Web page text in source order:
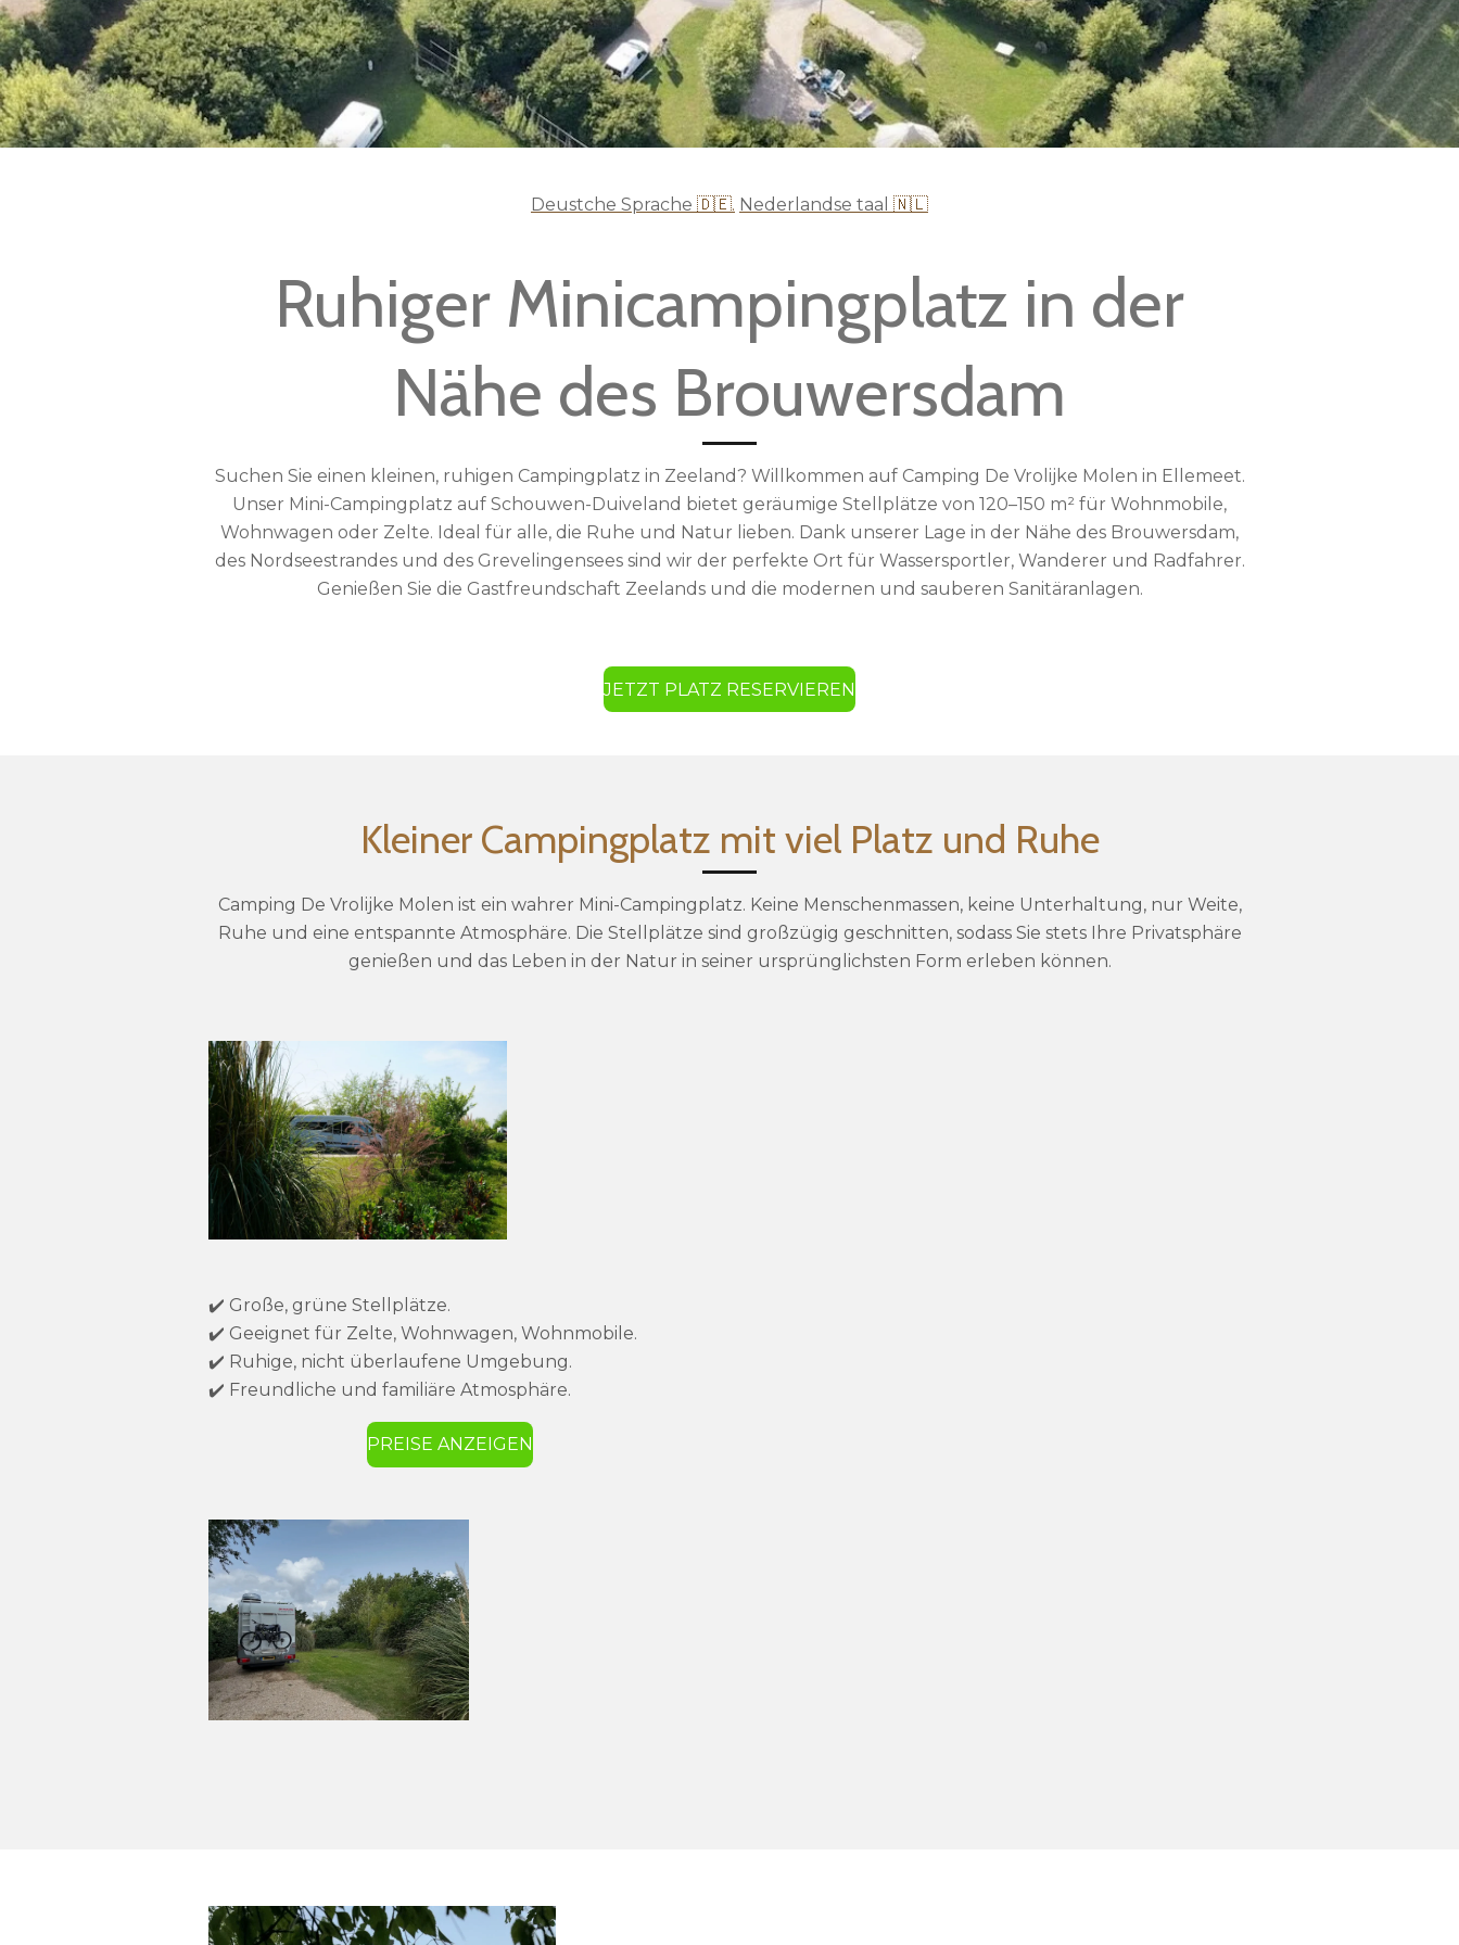
Deustche Sprache 🇩🇪. Nederlandse taal 🇳🇱
Ruhiger Minicampingplatz in der
Nähe des Brouwersdam
Suchen Sie einen kleinen, ruhigen Campingplatz in Zeeland? Willkommen auf Camping De Vrolijke Molen in Ellemeet.
Unser Mini-Campingplatz auf Schouwen-Duiveland bietet geräumige Stellplätze von 120–150 m² für Wohnmobile,
Wohnwagen oder Zelte. Ideal für alle, die Ruhe und Natur lieben. Dank unserer Lage in der Nähe des Brouwersdam,
des Nordseestrandes und des Grevelingensees sind wir der perfekte Ort für Wassersportler, Wanderer und Radfahrer.
Genießen Sie die Gastfreundschaft Zeelands und die modernen und sauberen Sanitäranlagen.
JETZT PLATZ RESERVIEREN
Kleiner Campingplatz mit viel Platz und Ruhe
Camping De Vrolijke Molen ist ein wahrer Mini-Campingplatz. Keine Menschenmassen, keine Unterhaltung, nur Weite,
Ruhe und eine entspannte Atmosphäre. Die Stellplätze sind großzügig geschnitten, sodass Sie stets Ihre Privatsphäre
genießen und das Leben in der Natur in seiner ursprünglichsten Form erleben können.
✔️ Große, grüne Stellplätze.
✔️ Geeignet für Zelte, Wohnwagen, Wohnmobile.
✔️ Ruhige, nicht überlaufene Umgebung.
✔️ Freundliche und familiäre Atmosphäre.
PREISE ANZEIGEN